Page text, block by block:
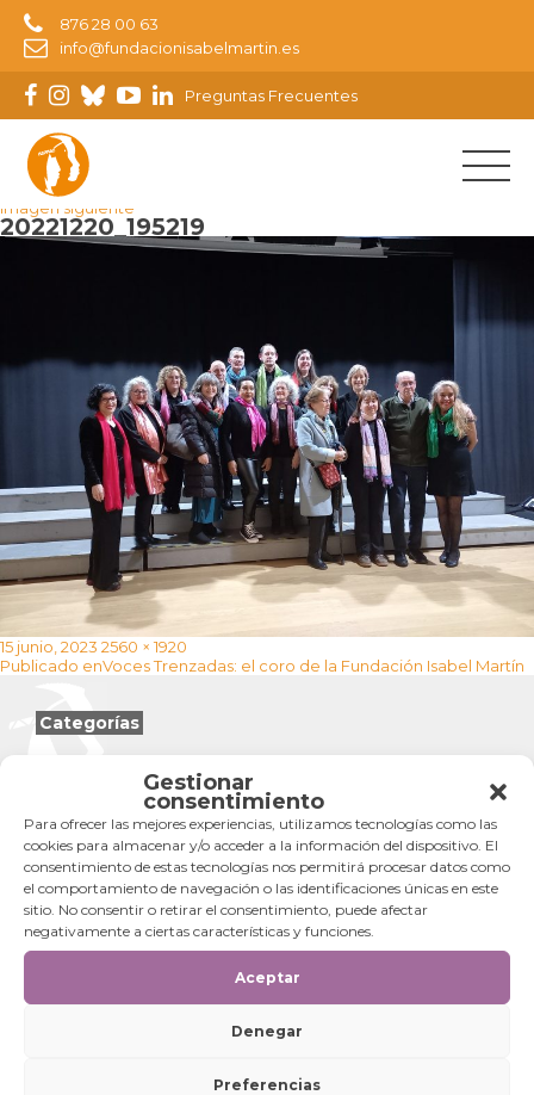
Gestionar
consentimiento
Para ofrecer las mejores experiencias, utilizamos tecnologías como las
cookies para almacenar y/o acceder a la información del dispositivo. El
consentimiento de estas tecnologías nos permitirá procesar datos como
el comportamiento de navegación o las identificaciones únicas en este
sitio. No consentir o retirar el consentimiento, puede afectar
negativamente a ciertas características y funciones.
Aceptar
Denegar
Preferencias
876 28 00 63
info@fundacionisabelmartin.es
Preguntas Frecuentes
Imagen anterior
Imagen siguiente
20221220_195219
Publicado
el
15 junio, 2023 Tamaño
completo
2560 × 1920
Navegación
Publicado enVoces Trenzadas: el coro de la Fundación Isabel Martín
Categorías